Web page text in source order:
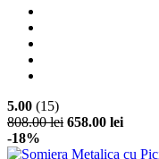
5.00 (15)
808.00 lei 658.00 lei
-18%